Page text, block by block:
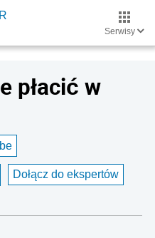
Serwisy
płacić w
Dołącz do ekspertów